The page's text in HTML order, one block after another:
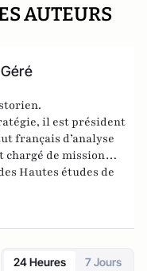
AUTEURS
il est président
français d’analyse
chargé de mission
Hautes études de
de Paris 3. Il a
24 Heures 7 Jours